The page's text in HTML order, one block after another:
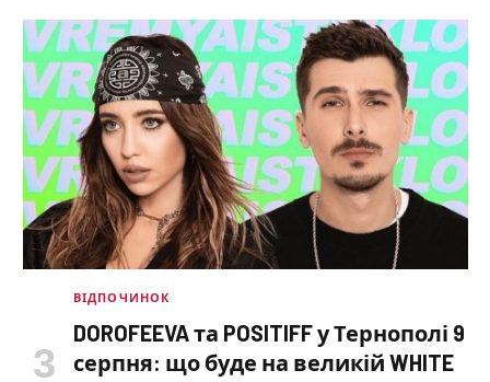
ВІДПОЧИНОК
DOROFEEVA та POSITIFF у Тернополі 9
серпня: що буде на великій WHITE